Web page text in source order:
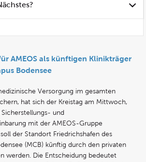
AMEOS als künftigen Klinikträger
Bodensee
Versorgung im gesamten
hat sich der Kreistag am Mittwoch,
und
mit der AMEOS-Gruppe
der Standort Friedrichshafen des
(MCB) künftig durch den privaten
werden. Die Entscheidung bedeutet